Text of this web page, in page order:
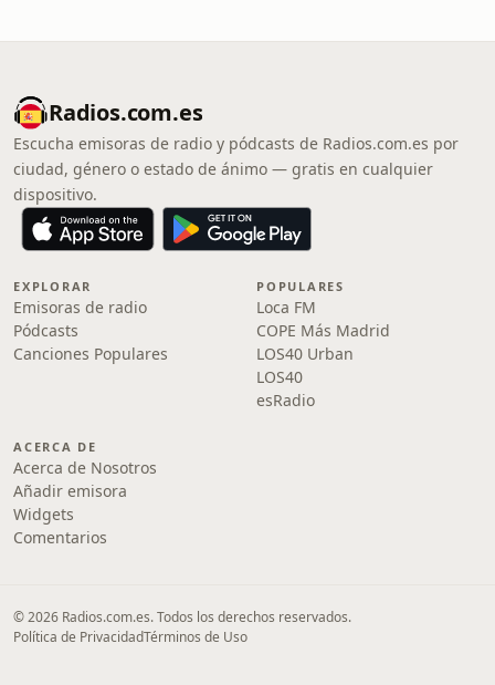
Radios.com.es
Escucha emisoras de radio y pódcasts de Radios.com.es por
ciudad, género o estado de ánimo — gratis en cualquier
dispositivo.
EXPLORAR
Emisoras de radio
Pódcasts
Canciones Populares
POPULARES
Loca FM
COPE Más Madrid
LOS40 Urban
LOS40
esRadio
ACERCA DE
Acerca de Nosotros
Añadir emisora
Widgets
Comentarios
© 2026 Radios.com.es. Todos los derechos reservados.
Política de PrivacidadTérminos de Uso